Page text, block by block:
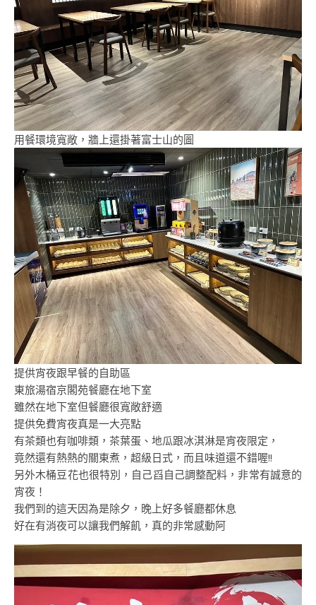
用餐環境寬敞，牆上還掛著富士山的圖
提供宵夜跟早餐的自助區
東旅湯宿京閣苑餐廳在地下室
雖然在地下室但餐廳很寬敞舒適
提供免費宵夜真是一大亮點
有茶類也有咖啡類，茶葉蛋、地瓜跟冰淇淋是宵夜限定，
竟然還有熱熱的關東煮，超級日式，而且味道還不錯喔!!
另外木桶豆花也很特別，自己舀自己調整配料，非常有誠意的
宵夜！
我們到的這天因為是除夕，晚上好多餐廳都休息
好在有消夜可以讓我們解飢，真的非常感動阿